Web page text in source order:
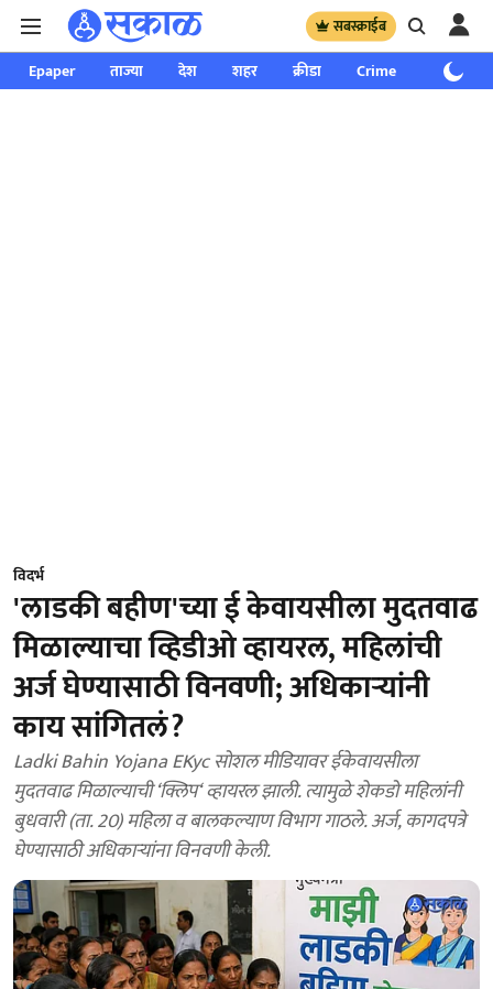
सबस्क्राईब
Epaper ताज्या देश शहर क्रीडा Crime साप्ताहिक
विदर्भ
'लाडकी बहीण'च्या ई केवायसीला मुदतवाढ
मिळाल्याचा व्हिडीओ व्हायरल, महिलांची
अर्ज घेण्यासाठी विनवणी; अधिकाऱ्यांनी
काय सांगितलं?
Ladki Bahin Yojana EKyc सोशल मीडियावर ईकेवायसीला
मुदतवाढ मिळाल्याची ‘क्लिप‘ व्हायरल झाली. त्यामुळे शेकडो महिलांनी
बुधवारी (ता. 20) महिला व बालकल्याण विभाग गाठले. अर्ज, कागदपत्रे
घेण्यासाठी अधिकार्‍यांना विनवणी केली.